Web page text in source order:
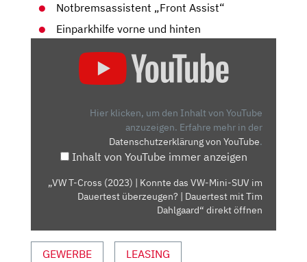
Notbremsassistent „Front Assist“
Einparkhilfe vorne und hinten
MINI-
ÜBERZEUGEN?
Hier klicken, um den Inhalt von YouTube
anzuzeigen. Erfahre mehr in der
Datenschutzerklärung von YouTube.
Inhalt von YouTube immer anzeigen
„VW T-Cross (2023) | Konnte das VW-Mini-SUV im
Dauertest überzeugen? | Dauertest mit Tim
Dahlgaard“ direkt öffnen
GEWERBE LEASING